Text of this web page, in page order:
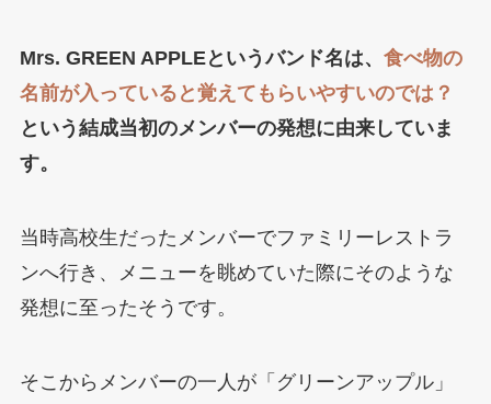
Mrs. GREEN APPLEというバンド名は、 食べ物の
名前が入っていると覚えてもらいやすいのでは？
という結成当初のメンバーの発想に由来していま
す。
当時高校生だったメンバーでファミリーレストラ
ンへ行き、メニューを眺めていた際にそのような
発想に至ったそうです。
そこからメンバーの一人が「グリーンアップル」